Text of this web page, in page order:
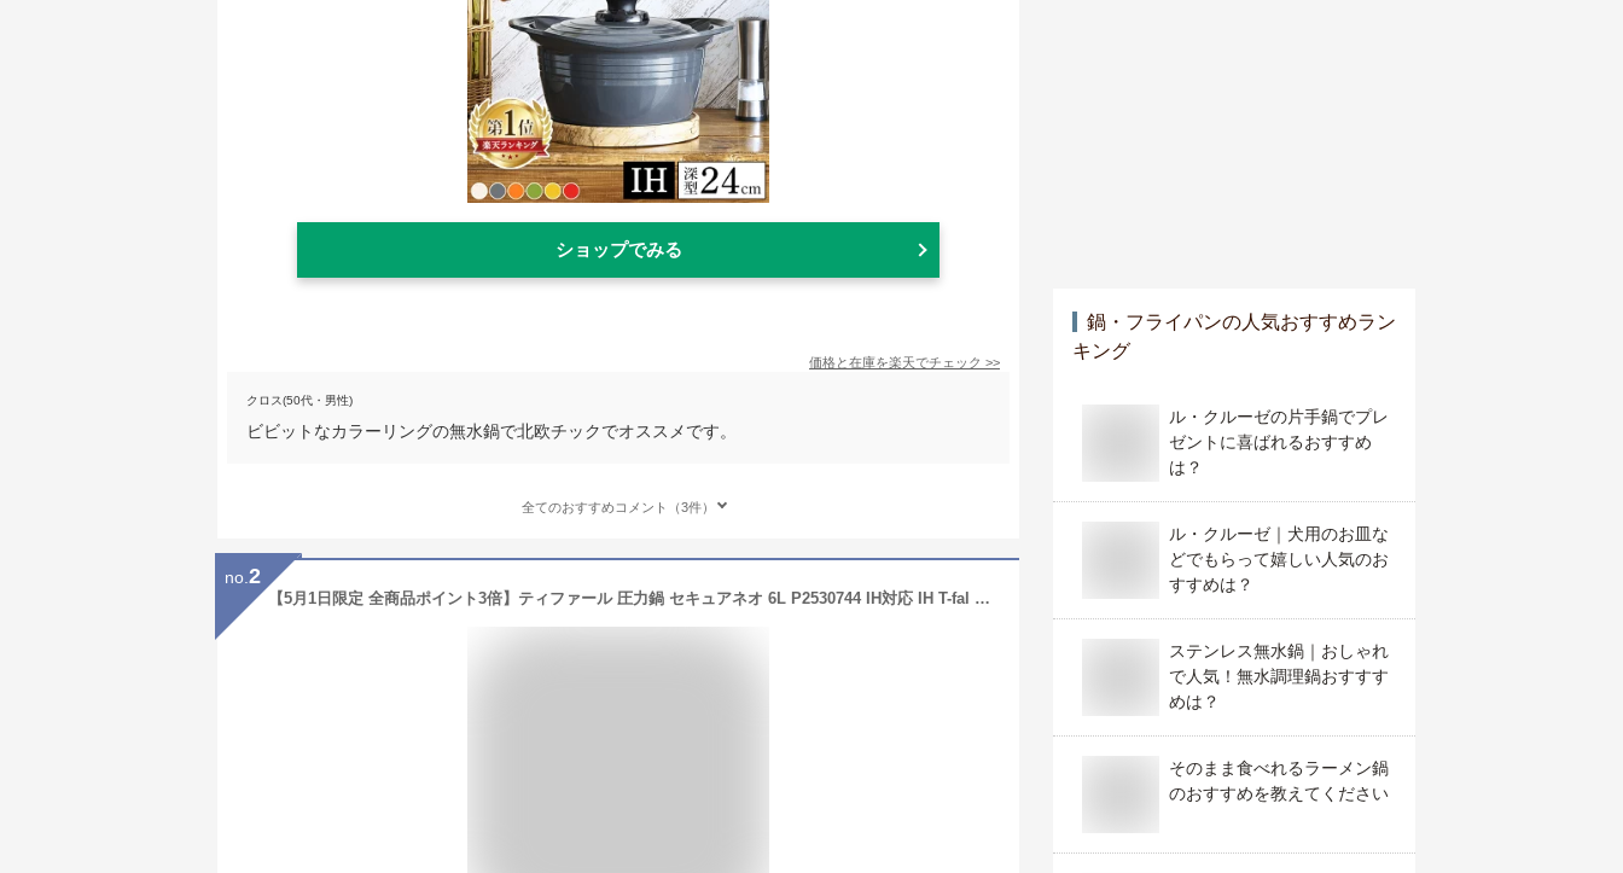
ショップでみる
価格と在庫を楽天でチェック >>
クロス(50代・男性)
ビビットなカラーリングの無水鍋で北欧チックでオススメです。
全てのおすすめコメント（3件）
no. 2
【5月1日限定 全商品ポイント3倍】ティファール 圧力鍋 セキュアネオ 6L P2530744 IH対応 IH T-fal 鍋 4〜6人用 片手鍋 キッチン おしゃれ ティファール 一人暮らし 家族 なべ 人気 ギフト プレゼント 結婚祝い 出産祝い 内祝い お返し 圧力なべ
鍋・フライパンの人気おすすめラン
キング
ル・クルーゼの片手鍋でプレ
ゼントに喜ばれるおすすめ
は？
ル・クルーゼ｜犬用のお皿な
どでもらって嬉しい人気のお
すすめは？
ステンレス無水鍋｜おしゃれ
で人気！無水調理鍋おすすす
めは？
そのまま食べれるラーメン鍋
のおすすめを教えてください